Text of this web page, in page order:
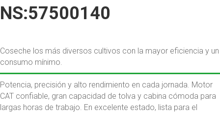
NS:57500140
Coseche los más diversos cultivos con la mayor eficiencia y un
consumo mínimo.
Potencia, precisión y alto rendimiento en cada jornada. Motor
CAT confiable, gran capacidad de tolva y cabina cómoda para
largas horas de trabajo. En excelente estado, lista para el